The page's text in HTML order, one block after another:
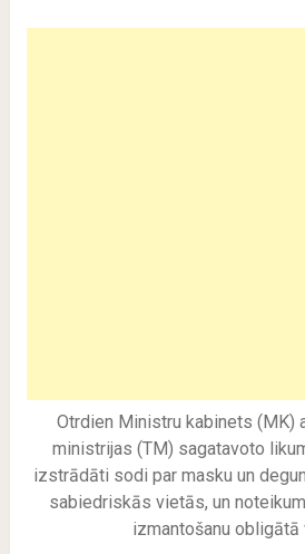
Otrdien Ministru kabinets (MK)
ministrijas (TM) sagatavoto
izstrādāti sodi par masku un
sabiedriskās vietās, un
izmantošanu obligātā